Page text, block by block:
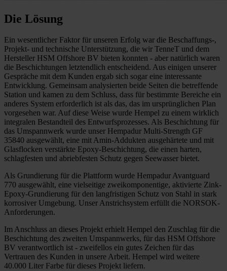
Die Lösung
Ein wesentlicher Faktor für unseren Erfolg war die Beschaffungs-,
Projekt- und technische Unterstützung, die wir TenneT und dem
Hersteller HSM Offshore BV bieten konnten - aber natürlich waren
die Beschichtungen letztendlich entscheidend. Aus einigen unserer
Gespräche mit dem Kunden ergab sich sogar eine interessante
Entwicklung. Gemeinsam analysierten beide Seiten die betreffende
Station und kamen zu dem Schluss, dass für bestimmte Bereiche ein
anderes System erforderlich ist als das, das im ursprünglichen Plan
vorgesehen war. Auf diese Weise wurde Hempel zu einem wirklich
integralen Bestandteil des Entwurfsprozesses. Als Beschichtung für
das Umspannwerk wurde unser Hempadur Multi-Strength GF
35840 ausgewählt, eine mit Amin-Addukten ausgehärtete und mit
Glasflocken verstärkte Epoxy-Beschichtung, die einen harten,
schlagfesten und abriebfesten Schutz gegen Seewasser bietet.
Als Grundierung für die Plattform wurde Hempadur Avantguard
770 ausgewählt, eine vielseitige zweikomponentige, aktivierte Zink-
Epoxy-Grundierung für den langfristigen Schutz von Stahl in stark
korrosiver Umgebung. Unser Anstrichsystem erfüllt die NORSOK-
Anforderungen.
Im Anschluss an dieses Projekt erhielt Hempel den Zuschlag für die
Beschichtung des zweiten Umspannwerks, für das HSM Offshore
BV verantwortlich ist - zweifellos ein gutes Zeichen für das
Vertrauen des Kunden in unsere Arbeit. Hempel wird weitere
40.000 Liter Farbe für dieses Projekt liefern.